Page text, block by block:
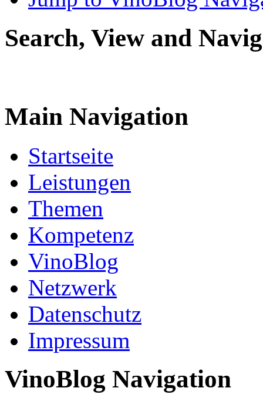
Search, View and
Main Navigation
Startseite
Leistungen
Themen
Kompetenz
VinoBlog
Netzwerk
Datenschutz
Impressum
VinoBlog Navigation